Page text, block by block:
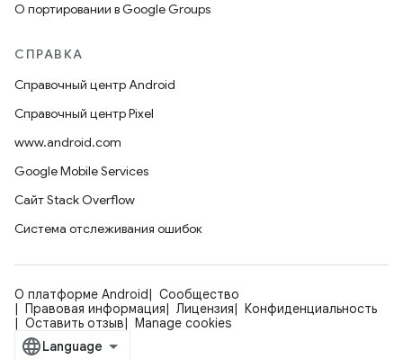
О портировании в Google Groups
СПРАВКА
Справочный центр Android
Справочный центр Pixel
www.android.com
Google Mobile Services
Сайт Stack Overflow
Система отслеживания ошибок
О платформе Android
Сообщество
Правовая информация
Лицензия
Конфиденциальность
Оставить отзыв
Manage cookies